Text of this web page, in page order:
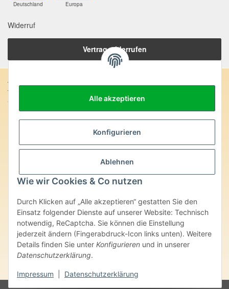
Alle akzeptieren
Konfigurieren
Ablehnen
Wie wir Cookies & Co nutzen
Durch Klicken auf „Alle akzeptieren“ gestatten Sie den
Einsatz folgender Dienste auf unserer Website: Technisch
notwendig, ReCaptcha. Sie können die Einstellung
jederzeit ändern (Fingerabdruck-Icon links unten). Weitere
Details finden Sie unter Konfigurieren und in unserer
Datenschutzerklärung.
Impressum Datenschutzerklärung
Deutschland Europa
Widerruf
Vertrag widerrufen
Anschrift:
SteinZeitOase
Frau Karin Philippin
Uhlandstr. 7
Heilversprechen:
Edelsteine und Mineralien werden im esoterischen Bereich
besondere Kräfte und Eigenschaften zugeordnet. Wir weisen
ausdrücklich darauf hin, dass alle gemachten Aussagen bzgl.
Produkte im Internet, Prospekten oder dem Vertragspartner
überlassenen Unterlagen bisher weder medizinisch anerkannt oder
wissenschaftlich nachweisbar sind. Die gemachten Angaben
beruhen ausschließlich auf Überlieferungen und langjähriger
Erfahrung. Unsere Produkte ersetzen nie den Besuch beim Arzt
oder Heilpraktiker und sind auch kein Medikamentenersatz. Auch
stellen unsere Angaben im ärztlichen Sinne keine Diagnose- oder
Therapieform dar.